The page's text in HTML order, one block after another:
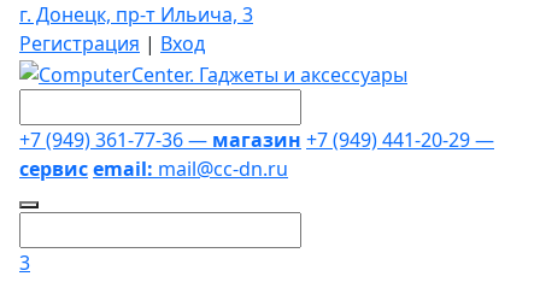
г. Донецк, пр-т Ильича, 3
Регистрация | Вход
+7 (949) 361-77-36 — магазин +7 (949) 441-20-29 —
сервисemail: mail@cc-dn.ru
3